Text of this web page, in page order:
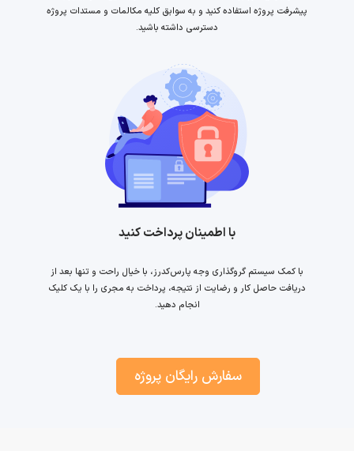
پیشرفت پروژه استفاده کنید و به سوابق کلیه مکالمات و مستدات پروژه
دسترسی داشته باشید.
با اطمینان پرداخت کنید
با کمک سیستم گروگذاری وجه پارس‌کدرز، با خیال راحت و تنها بعد از
دریافت حاصل کار و رضایت از نتیجه، پرداخت به مجری را با یک کلیک
انجام دهید.
سفارش رایگان پروژه